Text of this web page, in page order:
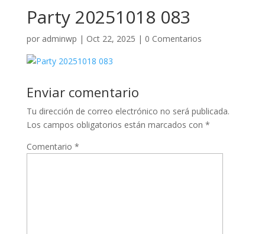
Party 20251018 083
por adminwp | Oct 22, 2025 | 0 Comentarios
Enviar comentario
Tu dirección de correo electrónico no será publicada.
Los campos obligatorios están marcados con *
Comentario *